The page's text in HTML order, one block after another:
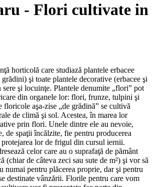
- Flori cultivate in
horticolă care studiază plantele erbacee
şi toate plantele decorative (erbacee şi
şi locuinţe. Plantele denumite „flori” pot
din organele lor: flori, frunze, tulpini şi
floricole aşa-zise „de grădină” se cultivă
de climă şi sol. Acestea, în marea lor
prin flori. Unele dintre ele au nevoie,
de spaţii încălzite, fie pentru producerea
lor de frigul din cursul iernii.
celor care au o suprafaţă de pământ
(chiar de câteva zeci sau sute de m²) şi vor să
numai pentru plăcerea proprie, dar şi pentru
destinate vânzării. Florile pentru care vom